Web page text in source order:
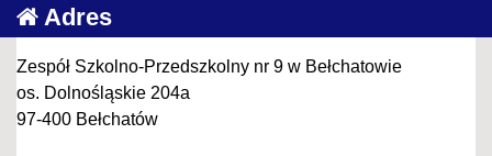
Adres
Zespół Szkolno-Przedszkolny nr 9 w Bełchatowie
os. Dolnośląskie 204a
97-400 Bełchatów